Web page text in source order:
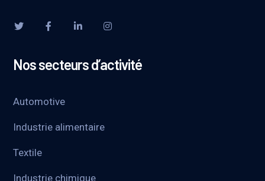
Nos secteurs d’activité
Automotive
Industrie alimentaire
Textile
Industrie chimique